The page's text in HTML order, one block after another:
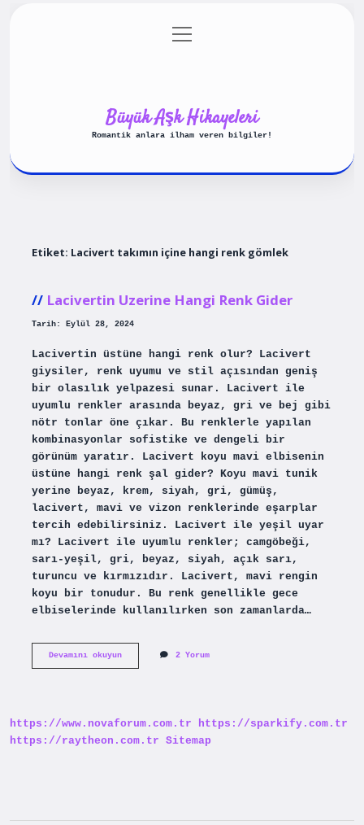
Gizlilik Politikası
menüyü
aç
Büyük Aşk Hikayeleri
Romantik anlara ilham veren bilgiler!
Etiket: Lacivert takımın içine hangi renk gömlek
Lacivertin Uzerine Hangi Renk Gider
Tarih: Eylül 28, 2024
Lacivertin üstüne hangi renk olur? Lacivert
giysiler, renk uyumu ve stil açısından geniş
bir olasılık yelpazesi sunar. Lacivert ile
uyumlu renkler arasında beyaz, gri ve bej gibi
nötr tonlar öne çıkar. Bu renklerle yapılan
kombinasyonlar sofistike ve dengeli bir
görünüm yaratır. Lacivert koyu mavi elbisenin
üstüne hangi renk şal gider? Koyu mavi tunik
yerine beyaz, krem, siyah, gri, gümüş,
lacivert, mavi ve vizon renklerinde eşarplar
tercih edebilirsiniz. Lacivert ile yeşil uyar
mı? Lacivert ile uyumlu renkler; camgöbeği,
sarı-yeşil, gri, beyaz, siyah, açık sarı,
turuncu ve kırmızıdır. Lacivert, mavi rengin
koyu bir tonudur. Bu renk genellikle gece
elbiselerinde kullanılırken son zamanlarda…
Devamını okuyunLacivertin
2 Yorum
https://www.novaforum.com.tr
https://sparkify.com.tr
https://raytheon.com.tr Sitemap